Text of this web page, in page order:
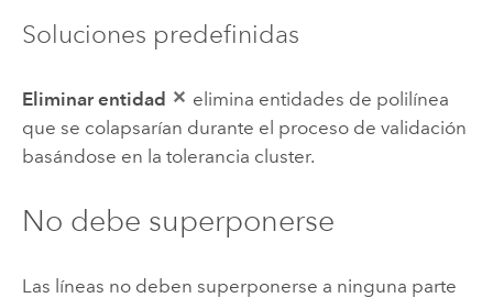
Soluciones predefinidas
Eliminar entidad
elimina entidades de polilínea
que se colapsarían durante el proceso de validación
basándose en la tolerancia cluster.
No debe superponerse
Las líneas no deben superponerse a ninguna parte